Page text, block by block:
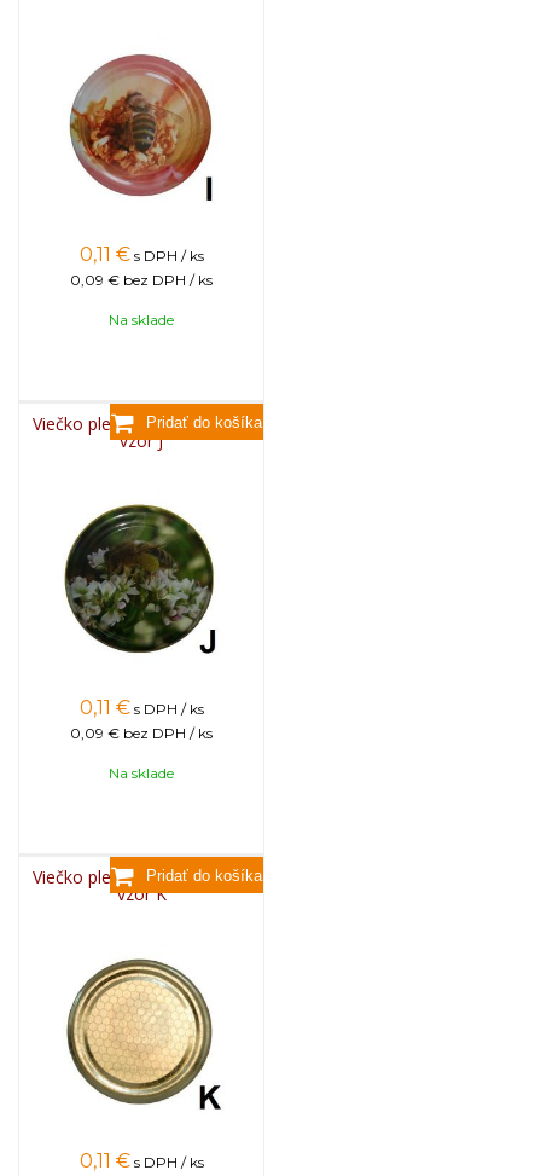
0,11 € s DPH / ks
0,09 € bez DPH / ks
Na sklade
Viečko plechové TWIST 82 -
vzor J
0,11 € s DPH / ks
0,09 € bez DPH / ks
Na sklade
Viečko plechové TWIST 82 -
vzor K
0,11 € s DPH / ks